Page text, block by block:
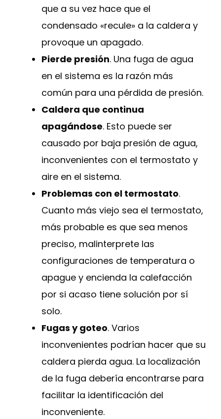
que a su vez hace que el
condensado «recule» a la caldera y
provoque un apagado.
Pierde presión. Una fuga de agua
en el sistema es la razón más
común para una pérdida de presión.
Caldera que continua
apagándose. Esto puede ser
causado por baja presión de agua,
inconvenientes con el termostato y
aire en el sistema.
Problemas con el termostato.
Cuanto más viejo sea el termostato,
más probable es que sea menos
preciso, malinterprete las
configuraciones de temperatura o
apague y encienda la calefacción
por si acaso tiene solución por sí
solo.
Fugas y goteo. Varios
inconvenientes podrían hacer que su
caldera pierda agua. La localización
de la fuga debería encontrarse para
facilitar la identificación del
inconveniente.